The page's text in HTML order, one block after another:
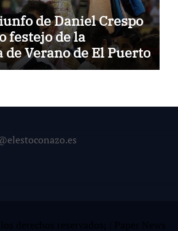
de Daniel Crespo
festejo de la
de Verano de El Puerto